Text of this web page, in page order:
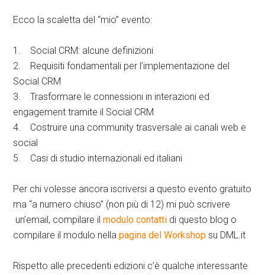
Ecco la scaletta del “mio” evento:
1. Social CRM: alcune definizioni
2. Requisiti fondamentali per l’implementazione del
Social CRM
3. Trasformare le connessioni in interazioni ed
engagement tramite il Social CRM
4. Costruire una community trasversale ai canali web e
social
5. Casi di studio internazionali ed italiani
Per chi volesse ancora iscriversi a questo evento gratuito
ma “a numero chiuso” (non più di 12) mi può scrivere
un’email, compilare ilmodulo contatti di questo blog o
compilare il modulo nellapagina del Workshopsu DML.it
Rispetto alle precedenti edizioni c’è qualche interessante